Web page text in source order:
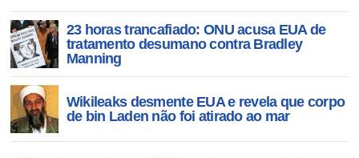
23 horas trancafiado: ONU acusa EUA de
tratamento desumano contra Bradley
Manning
Wikileaks desmente EUA e revela que corpo
de bin Laden não foi atirado ao mar